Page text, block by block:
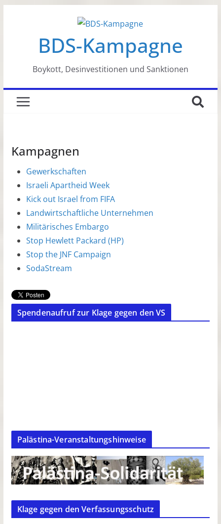
BDS-Kampagne
Boykott, Desinvestitionen und Sanktionen
Kampagnen
Gewerkschaften
Israeli Apartheid Week
Kick out Israel from FIFA
Landwirtschaftliche Unternehmen
Militärisches Embargo
Stop Hewlett Packard (HP)
Stop the JNF Campaign
SodaStream
Spendenaufruf zur Klage gegen den VS
Palästina-Veranstaltungshinweise
Klage gegen den Verfassungsschutz